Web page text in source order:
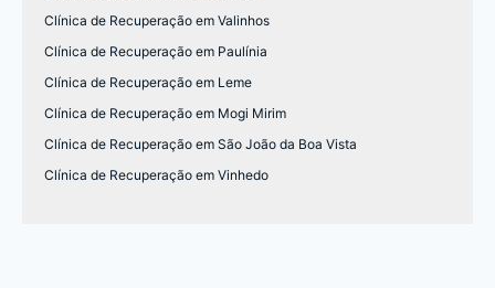
Clínica de Recuperação em Valinhos
Clínica de Recuperação em Paulínia
Clínica de Recuperação em Leme
Clínica de Recuperação em Mogi Mirim
Clínica de Recuperação em São João da Boa Vista
Clínica de Recuperação em Vinhedo